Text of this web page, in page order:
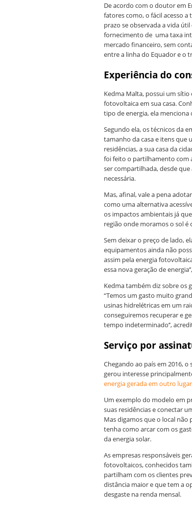
De acordo com o doutor em
fatores como, o fácil acesso
prazo se observada a vida
fornecimento de uma taxa
mercado financeiro, sem
entre a linha do Equador e o
Experiência do
Kedma Malta, possui um
fotovoltaica em sua casa.
tipo de energia, ela menciona
Segundo ela, os técnicos da
tamanho da casa e itens que
residências, a sua casa da
foi feito o partilhamento com
ser compartilhada, desde
necessária.
Mas, afinal, vale a pena
como uma alternativa
os impactos ambientais já
região onde moramos o sol
Sem deixar o preço de lado,
equipamentos ainda não
assim pela energia
essa nova geração de
Kedma também diz sobre os
“Temos um gasto muito
usinas hidrelétricas em um
conseguiremos recuperar e
tempo indeterminado’’,
Serviço por
Chegando ao país em 2016,
gerou interesse
energia gerada em outro
Um exemplo do modelo em
suas residências e conectar
Mas digamos que o local não
tenha como arcar com os
da energia solar.
As empresas responsáveis
fotovoltaicos, conhecidos
partilham com os clientes
distância maior e que tem a
desgaste na renda mensal.